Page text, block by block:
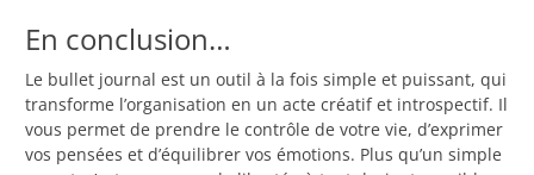
En conclusion…
Le bullet journal est un outil à la fois simple et puissant, qui
transforme l’organisation en un acte créatif et introspectif. Il
vous permet de prendre le contrôle de votre vie, d’exprimer
vos pensées et d’équilibrer vos émotions. Plus qu’un simple